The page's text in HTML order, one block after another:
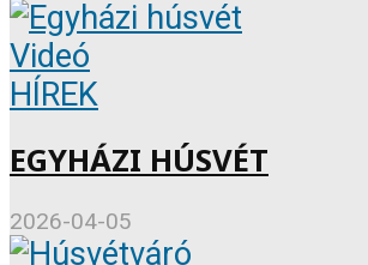
Videó
HÍREK
EGYHÁZI HÚSVÉT
2026-04-05